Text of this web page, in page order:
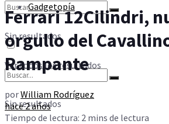
Sin resultados
Ver todos los resultados
Gadgetopía
Sin resultados
Ferrari 12Cilindri,
orgullo del
Rampante
porWilliam Rodríguez
hace 2 años
Tiempo de lectura: 2 mins de lectura